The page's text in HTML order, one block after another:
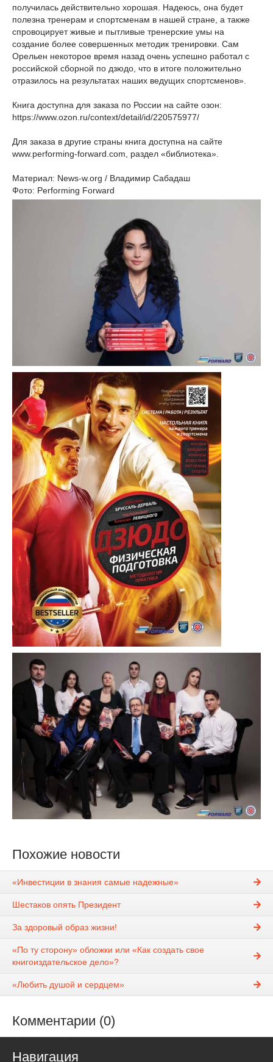
получилась действительно хорошая. Надеюсь, она будет
полезна тренерам и спортсменам в нашей стране, а также
спровоцирует живые и пытливые тренерские умы на
создание более совершенных методик тренировки. Сам
Орельен некоторое время назад очень успешно работал с
российской сборной по дзюдо, что в итоге положительно
отразилось на результатах наших ведущих спортсменов».
Книга доступна для заказа по России на сайте озон:
https://www.ozon.ru/context/detail/id/220575977/
Для заказа в другие страны книга доступна на сайте
www.performing-forward.com, раздел «библиотека».
Материал: News-w.org / Владимир Сабадаш
Фото: Performing Forward
Похожие новости
«Инвестиции в знания самые надежные»
Шестаков опять Президент
За здоровый образ жизни!
«По ту сторону» обложки или «Как создать свое
книгоиздательское дело»?
«Любить душой и сердцем»
Комментарии (0)
Навигация